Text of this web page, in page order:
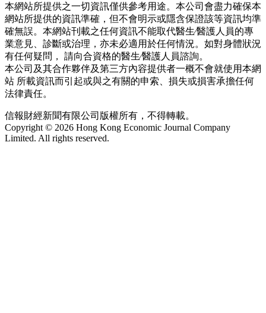
本網站所提供之一切資訊僅供參考用途。本公司會盡力確保本
網站所提供的資訊準確，但不會明示或隱含保證該等資訊均準
確無誤。本網站刊載之任何資訊不能取代醫生∕醫護人員的專
業意見、診斷或治理，亦未必適用於任何情況。如對身體狀況
有任何疑問， 請向合資格的醫生∕醫護人員諮詢。
本公司及其合作夥伴及第三方內容提供者一概不會就使用本網
站 所載資訊而引起或與之有關的申索、損失或損害承擔任何
法律責任。
信報財經新聞有限公司版權所有，不得轉載。
Copyright © 2026 Hong Kong Economic Journal Company
Limited. All rights reserved.